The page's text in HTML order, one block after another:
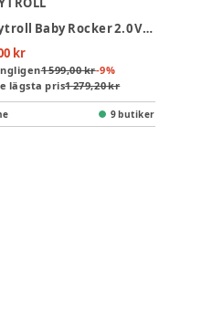
Sleepytroll Baby Rocker 2.0 Vagnskakare - Black
kr
1 599,00 kr-9%
lägsta pris1 279,20 kr
9 butiker